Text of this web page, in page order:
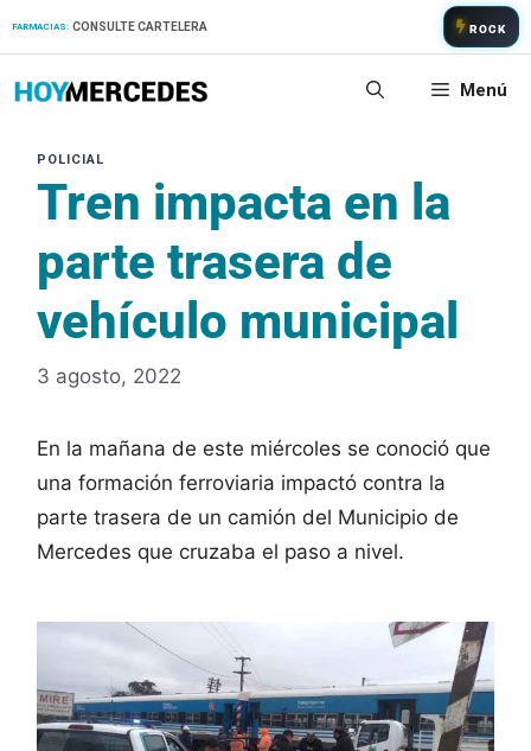
FARMACIAS: CONSULTE CARTELERA ROCK
Menú
Tren impacta en la
parte trasera de
vehículo municipal
3 agosto, 2022
En la mañana de este miércoles se conoció que
una formación ferroviaria impactó contra la
parte trasera de un camión del Municipio de
Mercedes que cruzaba el paso a nivel.